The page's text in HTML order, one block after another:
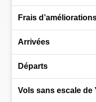
Frais
Arrivées
Départs
Vols sans escale de